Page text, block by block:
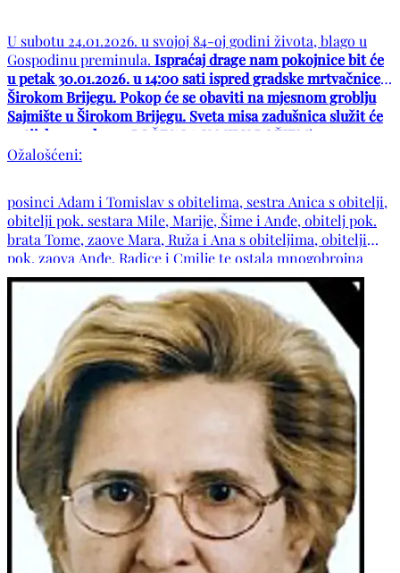
U subotu 24.01.2026. u svojoj 84-oj godini života, blago u
Gospodinu preminula. Ispraćaj drage nam pokojnice bit će
u petak 30.01.2026. u 14:00 sati ispred gradske mrtvačnice u
Širokom Brijegu. Pokop će se obaviti na mjesnom groblju
Sajmište u Širokom Brijegu. Sveta misa zadušnica služit će
se tijekom pokopa. POČIVALA U MIRU BOŽJEM!
Ožalošćeni:
posinci Adam i Tomislav s obitelima, sestra Anica s obitelji,
obitelji pok. sestara Mile, Marije, Šime i Anđe, obitelj pok.
brata Tome, zaove Mara, Ruža i Ana s obiteljima, obitelji
pok. zaova Anđe, Radice i Cmilje te ostala mnogobrojna
rodbina, kumovi, susjedi i prijatelji.